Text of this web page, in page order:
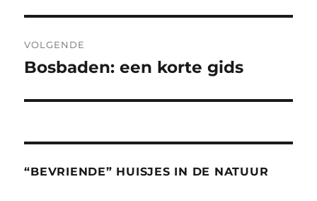
VOLGENDE
Volgend
Bosbaden: een korte gids
“BEVRIENDE” HUISJES IN DE NATUUR